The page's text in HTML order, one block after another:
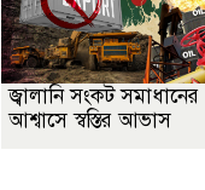
জ্বালানি সংকট সমাধানের
আশ্বাসে স্বস্তির আভাস